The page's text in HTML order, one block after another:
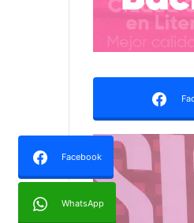
Facebook
WhatsApp